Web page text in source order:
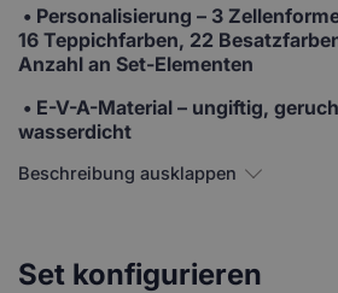
• Personalisierung – 3
16 Teppichfarben, 22
Anzahl an Set-Elementen
• E-V-A-Material – ungiftig,
wasserdicht
Beschreibung ausklappen
Set konfigurieren